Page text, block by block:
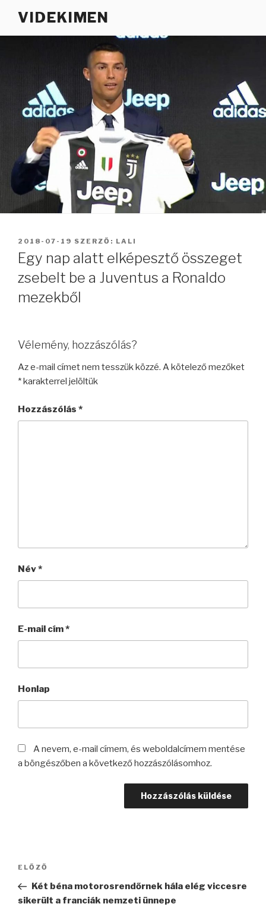
VIDEKIMEN
BEKÜLDVE:
2018-07-19 SZERZŐ: LALI
Egy nap alatt elképesztő összeget
zsebelt be a Juventus a Ronaldo
mezekből
Vélemény, hozzászólás?
Az e-mail címet nem tesszük közzé. A kötelező mezőket
* karakterrel jelöltük
Hozzászólás *
Név*
E-mail cím*
Honlap
A nevem, e-mail címem, és weboldalcímem mentése
a böngészőben a következő hozzászólásomhoz.
Bejegyzés
Korábbi
bejegyzés
ELŐZŐ
Két béna motorosrendőrnek hála elég viccesre
sikerült a franciák nemzeti ünnepe